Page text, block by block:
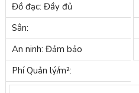
Đồ đạc: Đầy đủ
Sân:
An ninh: Đảm bảo
Phí Quản lý/m²: